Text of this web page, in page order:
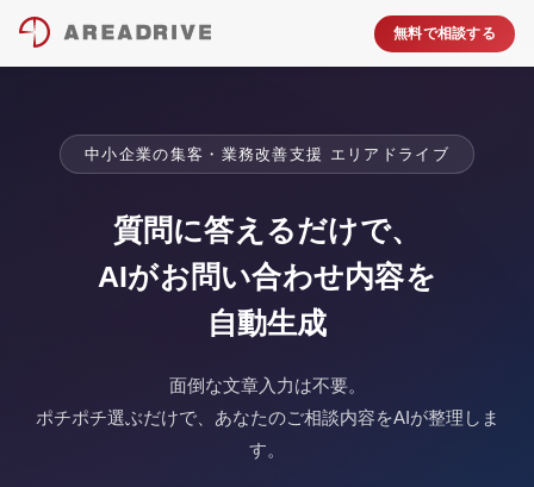
無料で相談する
中小企業の集客・業務改善支援 エリアドライブ
質問に答えるだけで、
AIがお問い合わせ内容を
自動生成
面倒な文章入力は不要。
ポチポチ選ぶだけで、あなたのご相談内容をAIが整理しま
す。